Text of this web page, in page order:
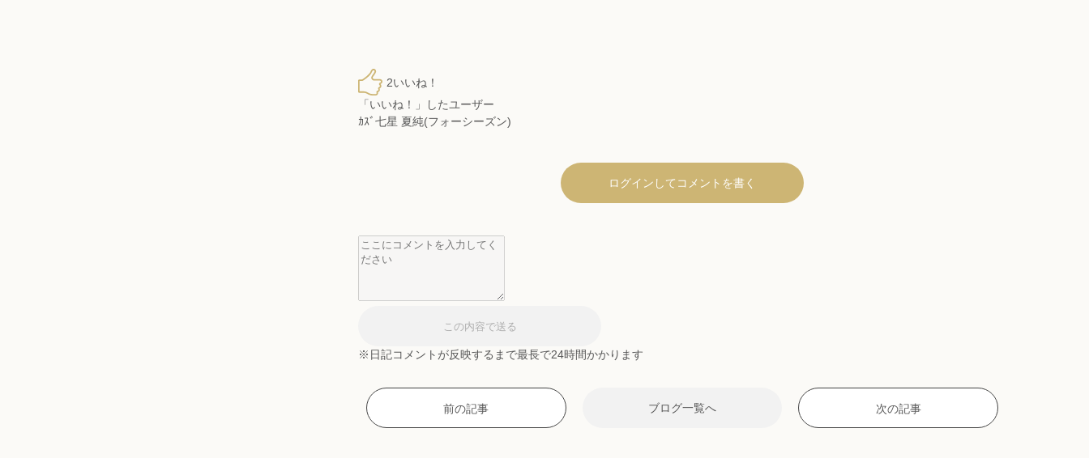
2いいね！
「いいね！」したユーザー
ｶｽﾞ七星 夏純(フォーシーズン)
ログインしてコメントを書く
※日記コメントが反映するまで最長で24時間かかります
前の記事 ブログ一覧へ 次の記事